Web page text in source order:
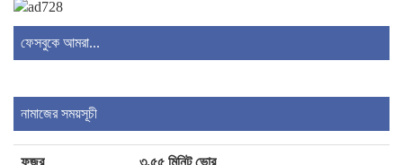
গ্রেপ্তার একজন
ফেসবুকে আমরা...
নামাজের সময়সূচী
ফজর ৩.৫৫ মিনিট ভোর